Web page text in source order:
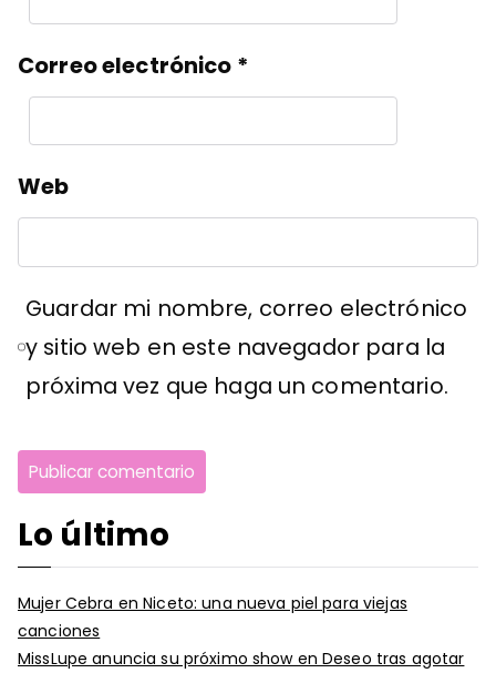
Correo electrónico *
Web
Guardar mi nombre, correo electrónico
y sitio web en este navegador para la
próxima vez que haga un comentario.
Lo último
Mujer Cebra en Niceto: una nueva piel para viejas
canciones
MissLupe anuncia su próximo show en Deseo tras agotar